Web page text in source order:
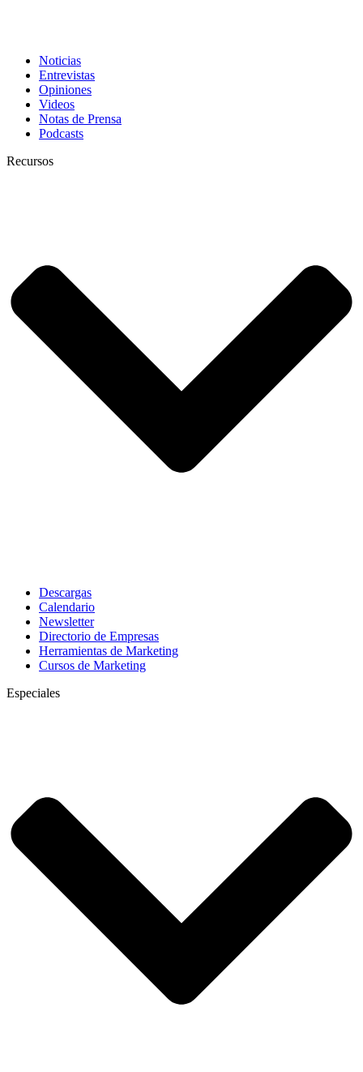
Noticias
Entrevistas
Opiniones
Videos
Notas de Prensa
Podcasts
Recursos
Descargas
Calendario
Newsletter
Directorio de Empresas
Herramientas de Marketing
Cursos de Marketing
Especiales